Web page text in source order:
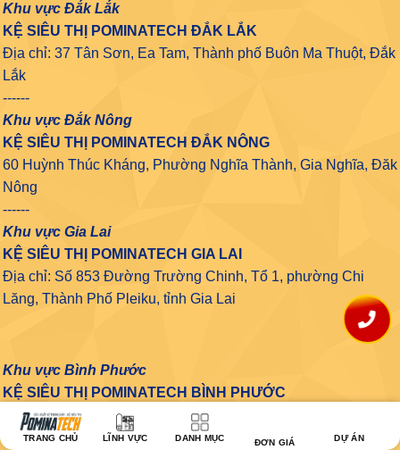
Khu vực Đắk Lắk
KỆ SIÊU THỊ POMINATECH ĐẮK LẮK
Địa chỉ: 37 Tân Sơn, Ea Tam, Thành phố Buôn Ma Thuột, Đắk
Lắk
------
Khu vực Đắk Nông
KỆ SIÊU THỊ POMINATECH ĐẮK NÔNG
60 Huỳnh Thúc Kháng, Phường Nghĩa Thành, Gia Nghĩa, Đăk
Nông
------
Khu vực Gia Lai
KỆ SIÊU THỊ POMINATECH GIA LAI
Địa chỉ: Số 853 Đường Trường Chinh, Tổ 1, phường Chi
Lăng, Thành Phố Pleiku, tỉnh Gia Lai
Khu vực Bình Phước
KỆ SIÊU THỊ POMINATECH BÌNH PHƯỚC
Địa chỉ: 20 Phạm Ngọc Thạch, Phường Tiến Thành, Thành
Phố Đồng Xoài, Tỉnh Bình Phước
TRANG CHỦ LĨNH VỰC DANH MỤC ĐƠN GIÁ DỰ ÁN